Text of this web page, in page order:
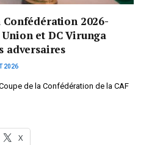
Confédération 2026-
et DC Virunga
adversaires
2026
de la Confédération de la CAF
X